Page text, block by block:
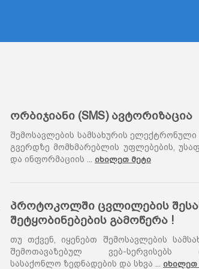
ორბიჯიანი (SMS) ავტორიზაცია
შემოსავლების სამსახურის ელექტრონული
გვერდზე მომხმარებლის უფლებების,
და ინფორმაციის
იხილეთ მეტი
პროტოკოლში ცვლილების
შეტყობინებების გამოწერა !
თუ თქვენ, იყენებთ შემოსავლების
შემოთავაზებულ ვებ-სერვისებს
სასაქონლო ზედნადების და სხვა
იხილეთ